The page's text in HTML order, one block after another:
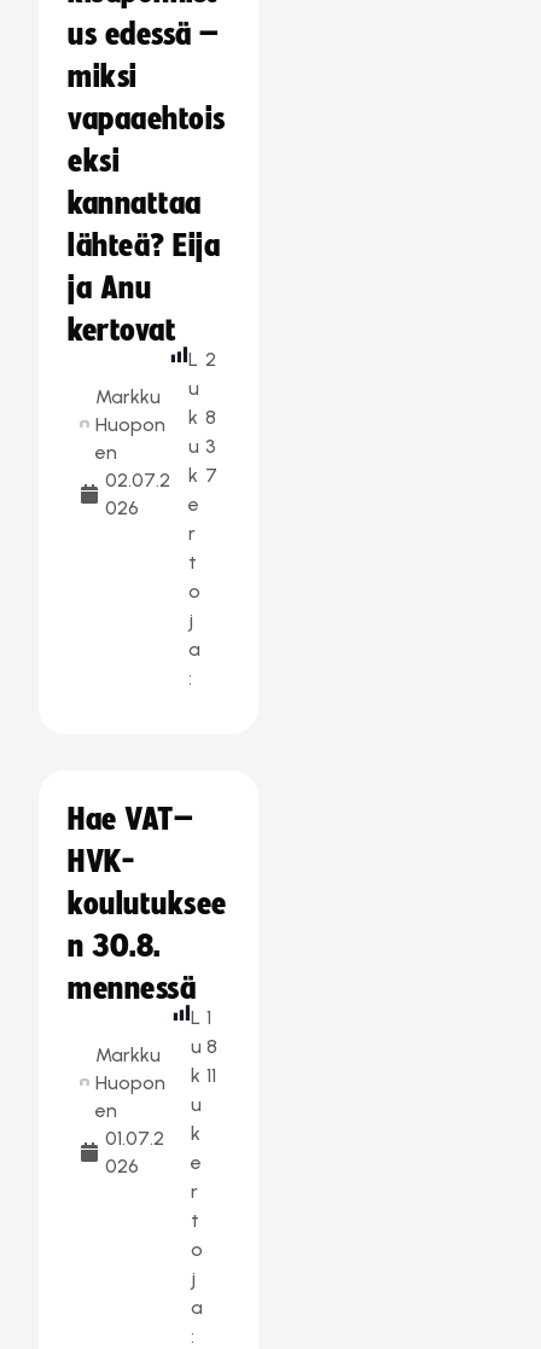
us edessä –
miksi
vapaaehtois
eksi
kannattaa
lähteä? Eija
ja Anu
kertovat
Markku
Huopon
en
02.07.2
026
L
u
k
u
k
e
r
t
o
j
a
:
2
8
3
7
Hae VAT–
HVK-
koulutuksee
n 30.8.
mennessä
Markku
Huopon
en
01.07.2
026
L
u
k
u
k
e
r
t
o
j
a
:
1
8
11